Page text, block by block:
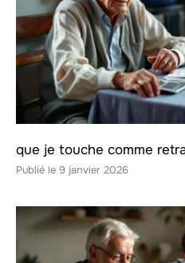
que je touche comme
9 janvier 2026